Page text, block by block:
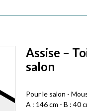
Assise –
salon
Pour le salon -
A : 146 cm - B : 40